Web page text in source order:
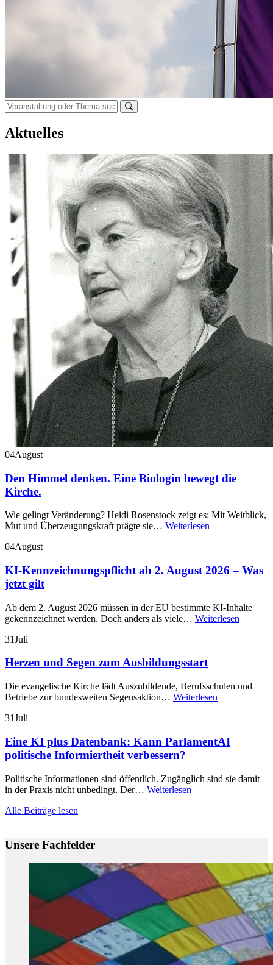
Suchen:
Aktuelles
04August
Den Himmel denken. Eine Biologin bewegt die
Kirche.
Wie gelingt Veränderung? Heidi Rosenstock zeigt es: Mit Weitblick,
Mut und Überzeugungskraft prägte sie… Weiterlesen
04August
KI-Kennzeichnungspflicht ab 2. August 2026 – Was
jetzt gilt
Ab dem 2. August 2026 müssen in der EU bestimmte KI-Inhalte
gekennzeichnet werden. Doch anders als viele… Weiterlesen
31Juli
Herzen und Segen zum Ausbildungsstart
Die evangelische Kirche lädt Auszubildende, Berufsschulen und
Betriebe zur bundesweiten Segensaktion… Weiterlesen
31Juli
Eine KI plus Datenbank: Kann ParlamentAI
politische Informiertheit verbessern?
Politische Informationen sind öffentlich. Zugänglich sind sie damit
in der Praxis nicht unbedingt. Der… Weiterlesen
Alle Beiträge lesen
Unsere Fachfelder